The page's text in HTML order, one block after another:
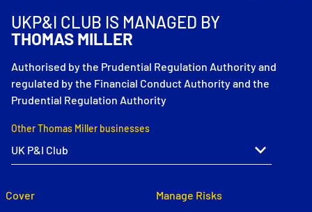
UKP&I CLUB IS MANAGED BY
THOMAS MILLER
Authorised by the Prudential Regulation Authority and
regulated by the Financial Conduct Authority and the
Prudential Regulation Authority
Other Thomas Miller businesses
Cover Manage Risks